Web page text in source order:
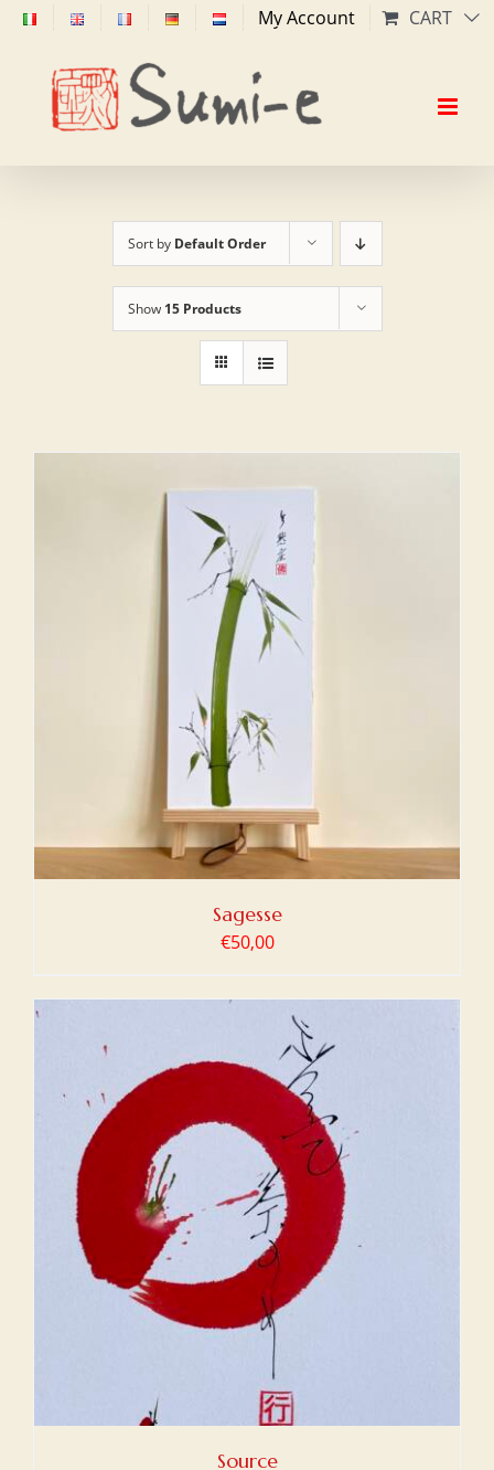
Skip
content
My Account CART
Sort by Default Order
Show 15 Products
Sagesse
€50,00
Source